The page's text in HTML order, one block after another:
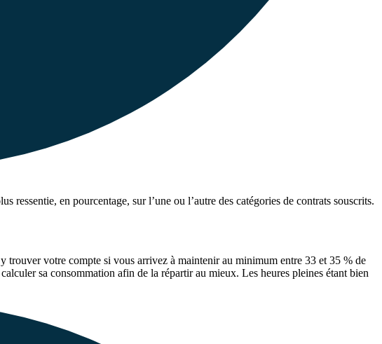
ressentie, en pourcentage, sur l’une ou l’autre des catégories de contrats souscrits.
trouver votre compte si vous arrivez à maintenir au minimum entre 33 et 35 % de
sa consommation afin de la répartir au mieux. Les heures pleines étant bien